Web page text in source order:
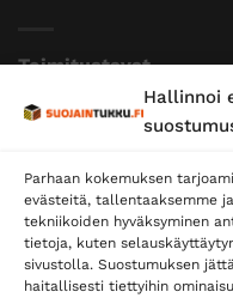
Hallinnoi
Parhaan kokemuksen
evästeitä, tallentaaksemme
tekniikoiden hyväksyminen
tietoja, kuten
sivustolla. Suostumuksen
haitallisesti tiettyihin
Toimitustavat
Posti
Postnord
Tilaa uutiskirje ja